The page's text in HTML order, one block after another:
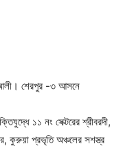
আলী। শেরপুর -৩ আসনে
১১ নং সেক্টরের শ্রীবরদী,
কুরুয়া প্রভৃতি অঞ্চলের সশস্ত্র